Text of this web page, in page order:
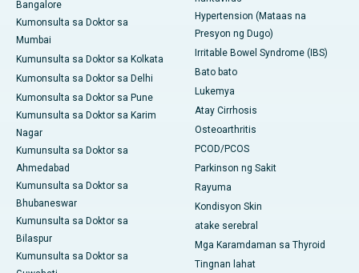
Bangalore
Kumonsulta sa Doktor sa
Mumbai
Kumunsulta sa Doktor sa Kolkata
Kumonsulta sa Doktor sa Delhi
Kumonsulta sa Doktor sa Pune
Kumunsulta sa Doktor sa Karim
Nagar
Kumunsulta sa Doktor sa
Ahmedabad
Kumunsulta sa Doktor sa
Bhubaneswar
Kumunsulta sa Doktor sa
Bilaspur
Kumunsulta sa Doktor sa
Hypertension (Mataas na
Presyon ng Dugo)
Irritable Bowel Syndrome (IBS)
Bato bato
Lukemya
Atay Cirrhosis
Osteoarthritis
PCOD/PCOS
Parkinson ng Sakit
Rayuma
Kondisyon Skin
atake serebral
Mga Karamdaman sa Thyroid
Tingnan lahat